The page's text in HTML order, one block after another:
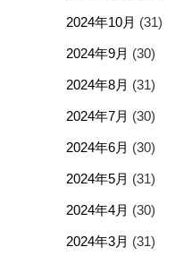
2024年10月 (31)
2024年9月 (30)
2024年8月 (31)
2024年7月 (30)
2024年6月 (30)
2024年5月 (31)
2024年4月 (30)
2024年3月 (31)